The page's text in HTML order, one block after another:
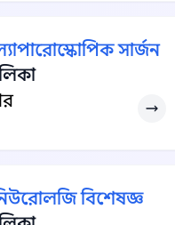
সার্জন
বিশেষজ্ঞ